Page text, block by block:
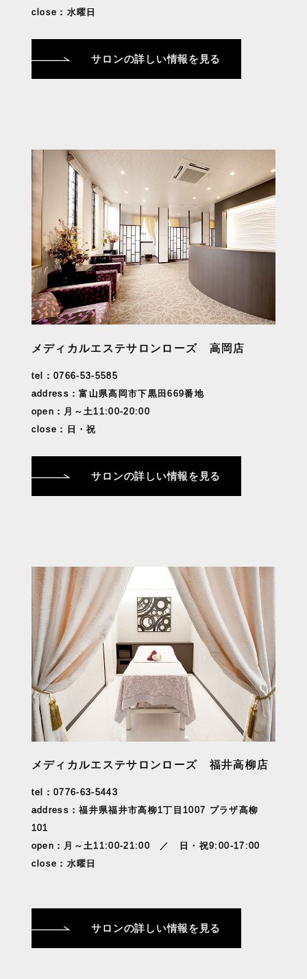
close：水曜日
サロンの詳しい情報を見る
メディカルエステサロンローズ 高岡店
tel：0766-53-5585
address：富山県高岡市下黒田669番地
open：月～土11:00-20:00
close：日・祝
サロンの詳しい情報を見る
メディカルエステサロンローズ 福井高柳店
tel：0776-63-5443
address：福井県福井市高柳1丁目1007 プラザ高柳
101
open：月～土11:00-21:00 ／ 日・祝9:00-17:00
close：水曜日
サロンの詳しい情報を見る